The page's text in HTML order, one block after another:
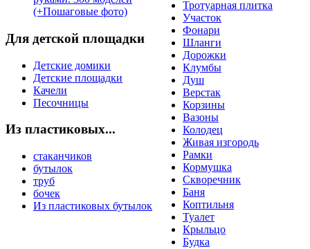
Для детской площадки
Детские домики
Детские площадки
Качели
Песочницы
Из пластиковых...
стаканчиков
бутылок
труб
бочек
Из пластиковых бутылок
Тротуарная плитка
Участок
Фонари
Шланги
Дорожки
Клумбы
Душ
Верстак
Корзины
Вазоны
Колодец
Живая изгородь
Рамки
Кормушка
Скворечник
Баня
Коптильня
Туалет
Крыльцо
Будка